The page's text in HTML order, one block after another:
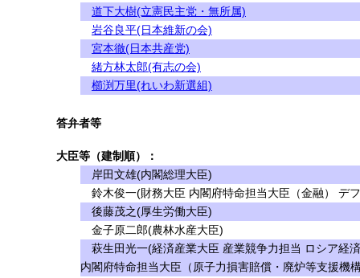
道下大樹(立憲民主党・無所属)
岩谷良平(日本維新の会)
宮本徹(日本共産党)
緒方林太郎(有志の会)
櫛渕万里(れいわ新選組)
答弁者等
大臣等（建制順）：
岸田文雄(内閣総理大臣)
鈴木俊一(財務大臣 内閣府特命担当大臣（金融） デ
後藤茂之(厚生労働大臣)
金子原二郎(農林水産大臣)
萩生田光一(経済産業大臣 産業競争力担当 ロシア経
内閣府特命担当大臣（原子力損害賠償・廃炉等支援機